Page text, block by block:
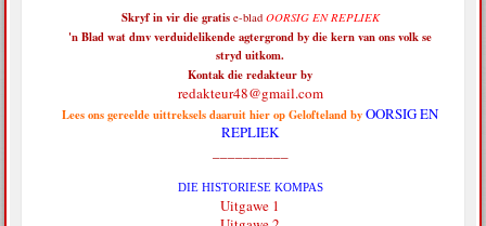
Skryf in vir diegratise-bladOORSIG EN REPLIEK
'n Blad wat dmv verduidelikende agtergrond by die kern van ons volk se
stryd uitkom.
Kontak die redakteur by
redakteur48@gmail.com
Lees ons gereelde uittreksels daaruit hier op Gelofteland byOORSIG EN
REPLIEK
DIE HISTORIESE KOMPAS
Uitgawe 1